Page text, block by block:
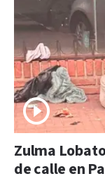
Zulma
de calle en